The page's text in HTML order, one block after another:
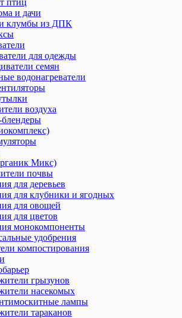
и дачи
клумбы из ДПК
для одежды
семян
водонагреватели
воздуха
Микс)
почвы
для деревьев
для клубники и ягодных
для овощей
для цветов
монокомпоненты
удобрения
компостирования
грызунов
насекомых
лампы
тараканов